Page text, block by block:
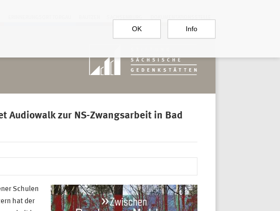
OK Info
Audiowalk zur NS-Zwangsarbeit in Bad
Schulen
hat der